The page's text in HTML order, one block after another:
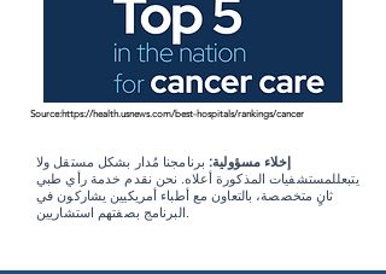
Source:https://health.usnews.com/best-hospitals/rankings/cancer
إخلاء مسؤولية: برنامجنا مُدار بشكل مستقل ولا
يتبعللمستشفيات المذكورة أعلاه. نحن نقدم خدمة رأي طبي
ثانٍ متخصصة، بالتعاون مع أطباء أمريكيين يشاركون في
البرنامج بصفتهم استشاريين.